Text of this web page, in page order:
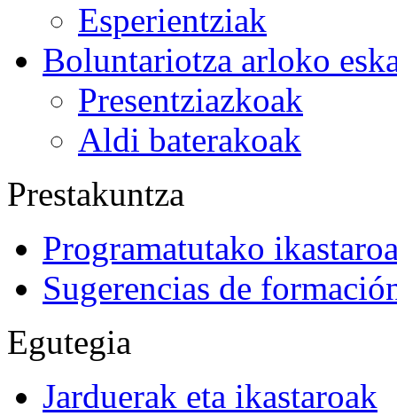
Esperientziak
Boluntariotza arloko
Presentziazkoak
Aldi baterakoak
Prestakuntza
Programatutako
Sugerencias de
Egutegia
Jarduerak eta ikastaroak